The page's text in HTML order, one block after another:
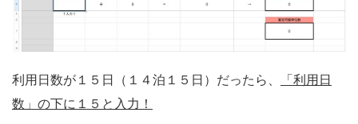
利用日数が１５日（１４泊１５日）だったら、
「利用日
数」の下に１５と入力！